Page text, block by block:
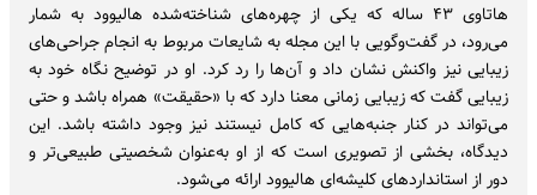
هاتاوی ۴۳ ساله که یکی از چهره‌های شناخته‌شده هالیوود به شمار
می‌رود، در گفت‌وگویی با این مجله به شایعات مربوط به انجام جراحی‌های
زیبایی نیز واکنش نشان داد و آن‌ها را رد کرد. او در توضیح نگاه خود به
زیبایی گفت که زیبایی زمانی معنا دارد که با «حقیقت» همراه باشد و حتی
می‌تواند در کنار جنبه‌هایی که کامل نیستند نیز وجود داشته باشد. این
دیدگاه، بخشی از تصویری است که از او به‌عنوان شخصیتی طبیعی‌تر و
دور از استانداردهای کلیشه‌ای هالیوود ارائه می‌شود.